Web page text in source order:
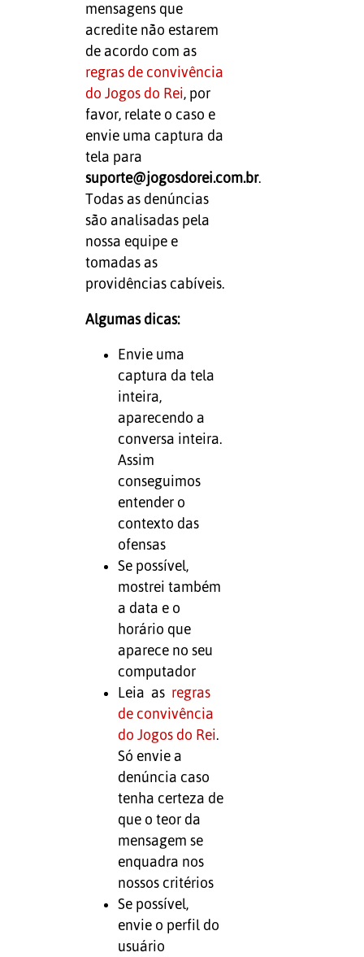
mensagens que
acredite não estarem
de acordo com as
regras de convivência
do Jogos do Rei, por
favor, relate o caso e
envie uma captura da
tela para
suporte@jogosdorei.com.br.
Todas as denúncias
são analisadas pela
nossa equipe e
tomadas as
providências cabíveis.
Algumas dicas:
Envie uma
captura da tela
inteira,
aparecendo a
conversa inteira.
Assim
conseguimos
entender o
contexto das
ofensas
Se possível,
mostrei também
a data e o
horário que
aparece no seu
computador
Leia as regras
de convivência
do Jogos do Rei.
Só envie a
denúncia caso
tenha certeza de
que o teor da
mensagem se
enquadra nos
nossos critérios
Se possível,
envie o perfil do
usuário